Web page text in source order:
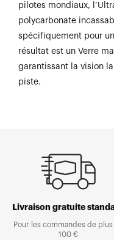
pilotes mondiaux,
polycarbonate
spécifiquement pour
résultat est un Verre
garantissant la vision
piste.
Livraison gratuite
Pour les commandes de plus
100 €